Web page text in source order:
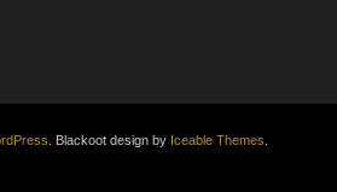
. Blackoot design by Iceable Themes